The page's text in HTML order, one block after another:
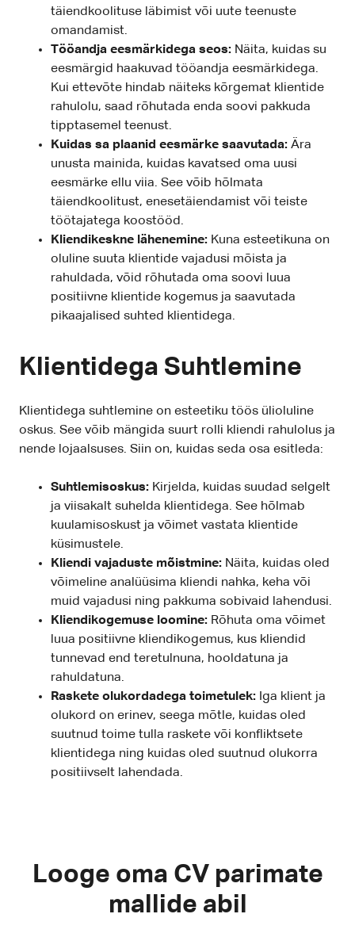
täiendkoolituse läbimist või uute teenuste
omandamist.
Tööandja eesmärkidega seos: Näita, kuidas su
eesmärgid haakuvad tööandja eesmärkidega.
Kui ettevõte hindab näiteks kõrgemat klientide
rahulolu, saad rõhutada enda soovi pakkuda
tipptasemel teenust.
Kuidas sa plaanid eesmärke saavutada: Ära
unusta mainida, kuidas kavatsed oma uusi
eesmärke ellu viia. See võib hõlmata
täiendkoolitust, enesetäiendamist või teiste
töötajatega koostööd.
Kliendikeskne lähenemine: Kuna esteetikuna on
oluline suuta klientide vajadusi mõista ja
rahuldada, võid rõhutada oma soovi luua
positiivne klientide kogemus ja saavutada
pikaajalised suhted klientidega.
Klientidega Suhtlemine
Klientidega suhtlemine on esteetiku töös ülioluline
oskus. See võib mängida suurt rolli kliendi rahulolus ja
nende lojaalsuses. Siin on, kuidas seda osa esitleda:
Suhtlemisoskus: Kirjelda, kuidas suudad selgelt
ja viisakalt suhelda klientidega. See hõlmab
kuulamisoskust ja võimet vastata klientide
küsimustele.
Kliendi vajaduste mõistmine: Näita, kuidas oled
võimeline analüüsima kliendi nahka, keha või
muid vajadusi ning pakkuma sobivaid lahendusi.
Kliendikogemuse loomine: Rõhuta oma võimet
luua positiivne kliendikogemus, kus kliendid
tunnevad end teretulnuna, hooldatuna ja
rahuldatuna.
Raskete olukordadega toimetulek: Iga klient ja
olukord on erinev, seega mõtle, kuidas oled
suutnud toime tulla raskete või konfliktsete
klientidega ning kuidas oled suutnud olukorra
positiivselt lahendada.
Looge oma CV parimate
mallide abil